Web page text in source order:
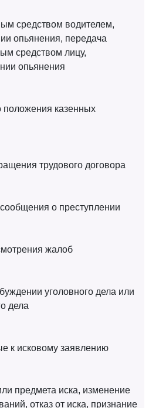
средством водителем,
опьянения, передача
средством лицу,
опьянения
положения казенных
трудового договора
о преступлении
жалоб
уголовного дела или
дела
к исковому заявлению
предмета иска, изменение
отказ от иска, признание